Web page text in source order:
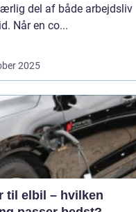
del af både arbejdsliv
Når en co...
2025
til elbil – hvilken